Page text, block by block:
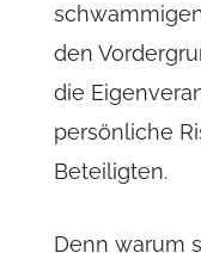
den
die
persönliche
Beteiligten.
Denn warum